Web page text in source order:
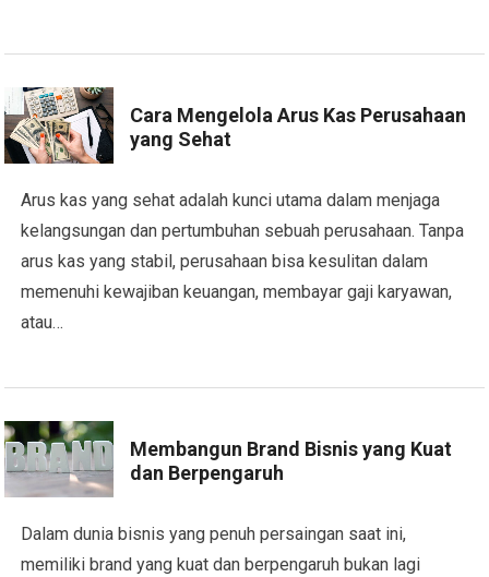
Cara Mengelola Arus Kas Perusahaan
yang Sehat
Arus kas yang sehat adalah kunci utama dalam menjaga
kelangsungan dan pertumbuhan sebuah perusahaan. Tanpa
arus kas yang stabil, perusahaan bisa kesulitan dalam
memenuhi kewajiban keuangan, membayar gaji karyawan,
atau…
Membangun Brand Bisnis yang Kuat
dan Berpengaruh
Dalam dunia bisnis yang penuh persaingan saat ini,
memiliki brand yang kuat dan berpengaruh bukan lagi